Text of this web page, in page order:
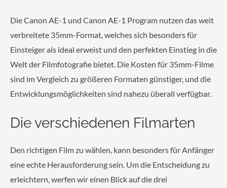
Die Canon AE-1 und Canon AE-1 Program nutzen das weit
verbreitete 35mm-Format, welches sich besonders für
Einsteiger als ideal erweist und den perfekten Einstieg in die
Welt der Filmfotografie bietet. Die Kosten für 35mm-Filme
sind im Vergleich zu größeren Formaten günstiger, und die
Entwicklungsmöglichkeiten sind nahezu überall verfügbar.
Die verschiedenen Filmarten
Den richtigen Film zu wählen, kann besonders für Anfänger
eine echte Herausforderung sein. Um die Entscheidung zu
erleichtern, werfen wir einen Blick auf die drei